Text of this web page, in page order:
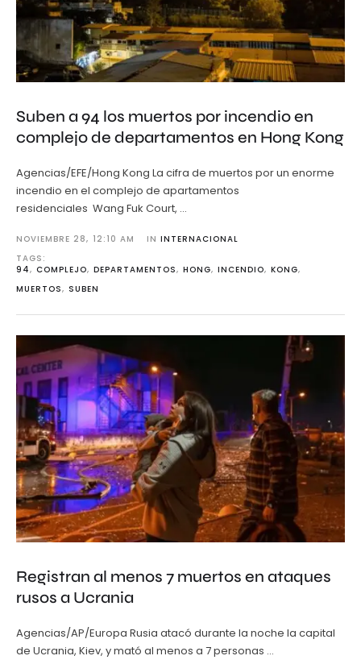
Suben a 94 los muertos por incendio en
complejo de departamentos en Hong Kong
Agencias/EFE/Hong Kong La cifra de muertos por un enorme
incendio en el complejo de apartamentos
residenciales Wang Fuk Court, …
NOVIEMBRE 28, 12:10 AM IN INTERNACIONAL
TAGS:
94, COMPLEJO, DEPARTAMENTOS, HONG, INCENDIO, KONG,
MUERTOS, SUBEN
Registran al menos 7 muertos en ataques
rusos a Ucrania
Agencias/AP/Europa Rusia atacó durante la noche la capital
de Ucrania, Kiev, y mató al menos a 7 personas …